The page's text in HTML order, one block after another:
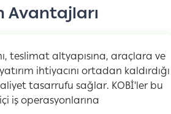
Avantajları
teslimat altyapısına, araçlara ve
ihtiyacını ortadan kaldırdığı
tasarrufu sağlar. KOBİ'ler bu
iş operasyonlarına